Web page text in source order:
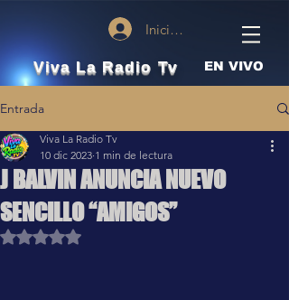
Iniciar sesión
Viva La Radio Tv EN VIVO
Entrada
J BALVIN ANUNCIA NUEVO
SENCILLO “AMIGOS”
Viva La Radio Tv
10 dic 2023 1 min de lectura
Obtuvo NaN de 5 estrellas.